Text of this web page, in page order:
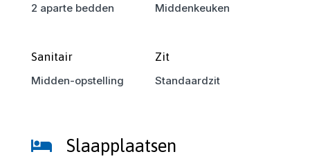
2 aparte bedden Middenkeuken
Sanitair
Midden-opstelling
Zit
Standaardzit
Slaapplaatsen